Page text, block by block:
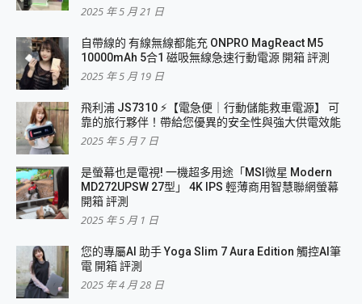
2025 年 5 月 21 日
自帶線的 有線無線都能充 ONPRO MagReact M5
10000mAh 5合1 磁吸無線急速行動電源 開箱 評測
2025 年 5 月 19 日
飛利浦 JS7310 ⚡【電急便｜行動儲能救車電源】 可
靠的旅行夥伴！帶給您優異的安全性與強大供電效能
2025 年 5 月 7 日
是螢幕也是電視! 一機超多用途「MSI微星 Modern
MD272UPSW 27型」 4K IPS 輕薄商用智慧聯網螢幕
開箱 評測
2025 年 5 月 1 日
您的專屬AI 助手 Yoga Slim 7 Aura Edition 觸控AI筆
電 開箱 評測
2025 年 4 月 28 日